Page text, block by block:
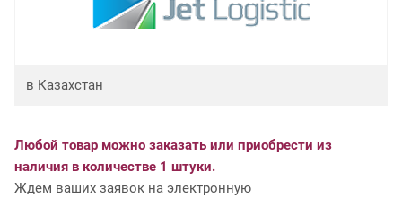
в Казахстан
Любой товар можно заказать или приобрести из
наличия в количестве 1 штуки.
Ждем ваших заявок на электронную